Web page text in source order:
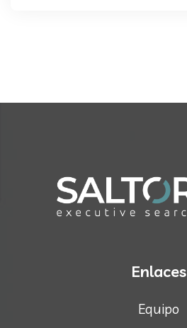
Enlaces
Equipo